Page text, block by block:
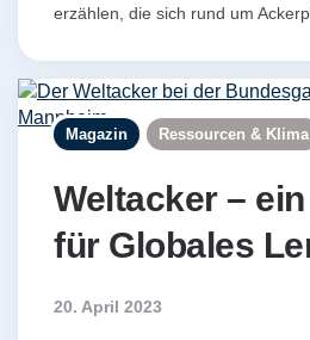
erzählen, die sich rund um
Magazin Ressourcen & Klima
Weltacker –
für Globales
20. April 2023